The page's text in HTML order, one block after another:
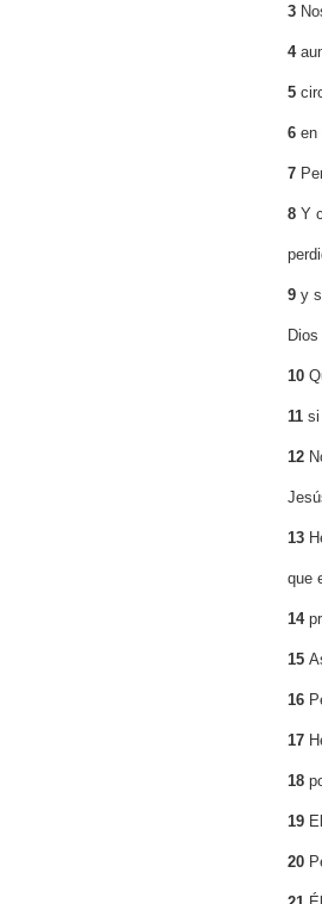
3
4
5
6 en
7
8 Y
9 y
10
11 si
12
13
que
14
15
16
17
18
19
20